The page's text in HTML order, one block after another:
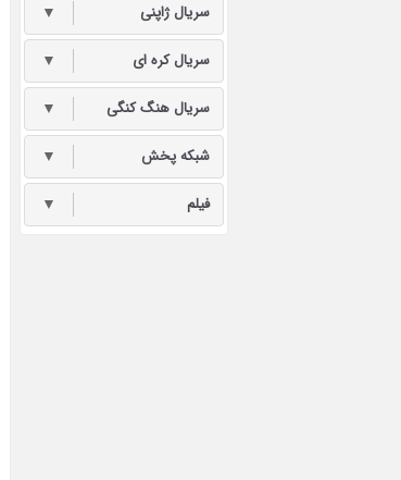
سریال ژاپنی ▼
سریال کره ای ▼
سریال هنگ کنگی ▼
شبکه پخش ▼
فیلم ▼